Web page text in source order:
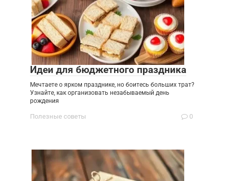
Идеи для бюджетного праздника
Мечтаете о ярком празднике, но боитесь больших трат?
Узнайте, как организовать незабываемый день
рождения
Полезные советы 0